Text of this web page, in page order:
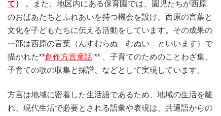
て）
。また、地区内にある保育園では、園児たちが西原
のおばあたちとふれあいを持つ機会を設け、西原の言葉と
文化を子どもたちに伝える活動をしています。その成果の
一部は西原の言葉（んすむらぬ むぬい といいます）で
描かれた**創作方言童話 ** 、子育てのためのことわざ集、
子育ての歌の収集と採譜、などとして実現しています。
方言は地域に密着した生活語であるため、地域の生活を離
れ、現代生活で必要とされる語彙や表現は、共通語からの